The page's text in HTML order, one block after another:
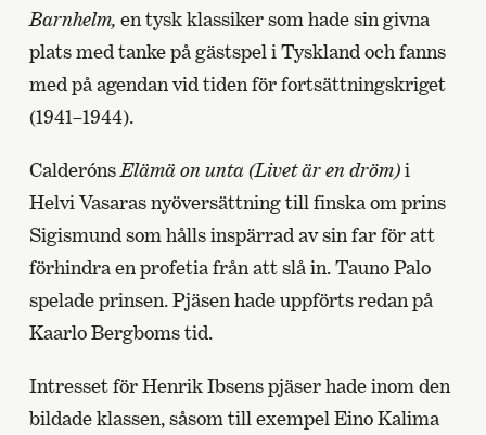
Barnhelm, en tysk klassiker som hade sin givna
plats med tanke på gästspel i Tyskland och fanns
med på agendan vid tiden för fortsättningskriget
(1941–1944).
Calderóns Elämä on unta (Livet är en dröm)i
Helvi Vasaras nyöversättning till finska om prins
Sigismund som hålls inspärrad av sin far för att
förhindra en profetia från att slå in. Tauno Palo
spelade prinsen. Pjäsen hade uppförts redan på
Kaarlo Bergboms tid.
Intresset för Henrik Ibsens pjäser hade inom den
bildade klassen, såsom till exempel Eino Kalima